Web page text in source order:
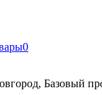
0
Базовый